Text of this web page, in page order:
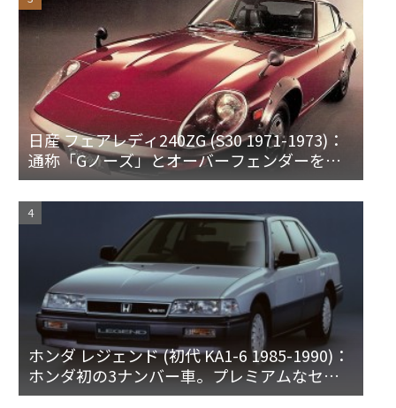
日産 フェアレディ240ZG (S30 1971-1973)：
通称「Gノーズ」とオーバーフェンダーを装
備した特別なZ
ホンダ レジェンド (初代 KA1-6 1985-1990)：
ホンダ初の3ナンバー車。プレミアムなセダ
ンとハードトップ